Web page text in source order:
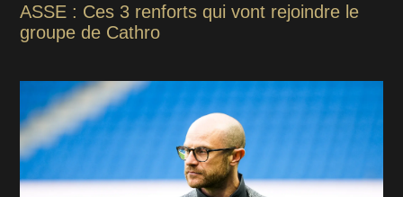
ASSE : Ces 3 renforts qui vont rejoindre le
groupe de Cathro